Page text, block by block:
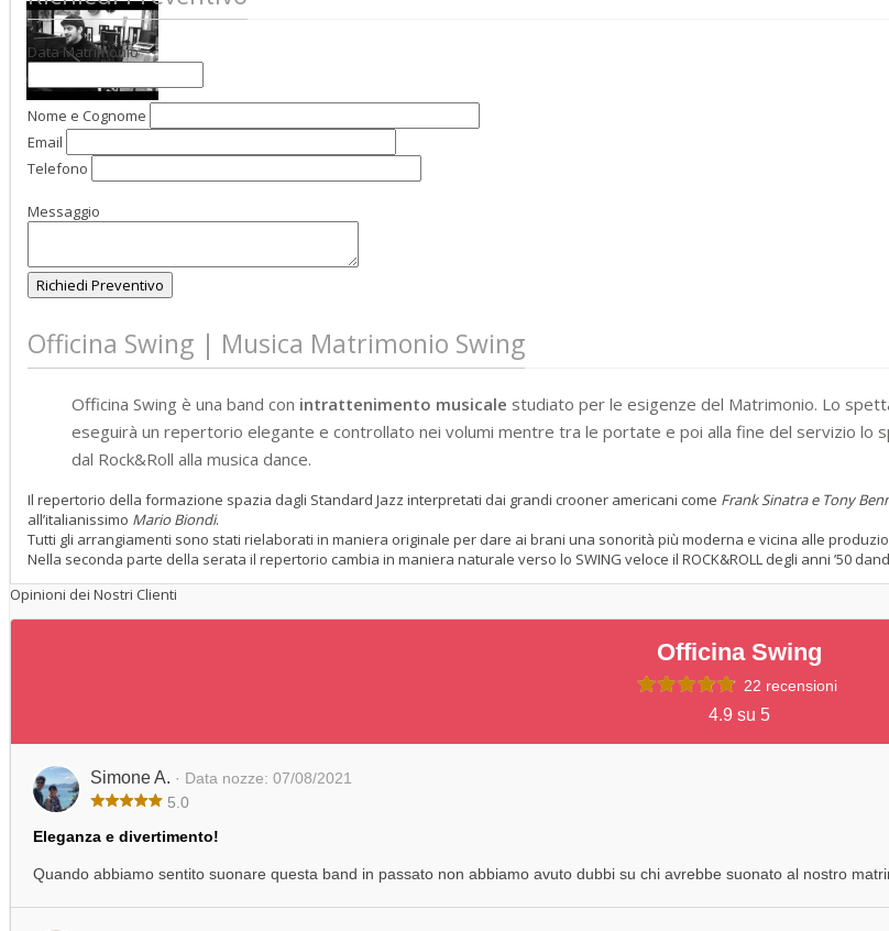
Data Matrimonio
Nome e Cognome
Email
Telefono
Messaggio
Officina Swing | Musica Matrimonio Swing
Officina Swing è una band con intrattenimento musicale studiato per le esigenze del Matrimonio. Lo
eseguirà un repertorio elegante e controllato nei volumi mentre tra le portate e poi alla fine del servizio lo
dal Rock&Roll alla musica dance.
Il repertorio della formazione spazia dagli Standard Jazz interpretati dai grandi crooner americani come Frank Sinatra e Tony
all’italianissimo Mario Biondi.
Tutti gli arrangiamenti sono stati rielaborati in maniera originale per dare ai brani una sonorità più moderna e vicina alle
Nella seconda parte della serata il repertorio cambia in maniera naturale verso lo SWING veloce il ROCK&ROLL degli anni ’50
Opinioni dei Nostri Clienti
Officina Swing
22 recensioni
4.9 su 5
Simone A. · Data nozze: 07/08/2021
5.0
Eleganza e divertimento!
Quando abbiamo sentito suonare questa band in passato non abbiamo avuto dubbi su chi avrebbe suonato al nostro